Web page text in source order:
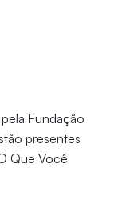
pela Fundação
presentes
Que Você